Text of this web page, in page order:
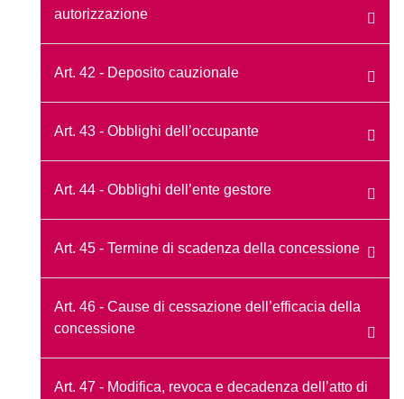
autorizzazione
Art. 42 - Deposito cauzionale
Art. 43 - Obblighi dell’occupante
Art. 44 - Obblighi dell’ente gestore
Art. 45 - Termine di scadenza della concessione
Art. 46 - Cause di cessazione dell’efficacia della
concessione
Art. 47 - Modifica, revoca e decadenza dell’atto di